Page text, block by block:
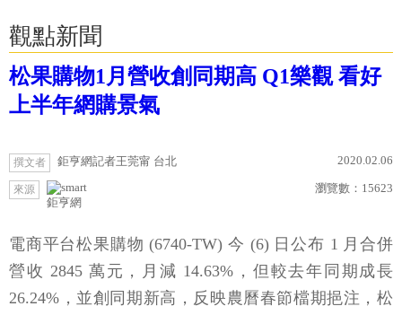
觀點新聞
松果購物1月營收創同期高 Q1樂觀 看好
上半年網購景氣
撰文者 鉅亨網記者王莞甯 台北 2020.02.06
來源
鉅亨網
瀏覽數： 15623
電商平台松果購物 (6740-TW) 今 (6) 日公布 1 月合併
營收 2845 萬元，月減 14.63%，但較去年同期成長
26.24%，並創同期新高，反映農曆春節檔期挹注，松